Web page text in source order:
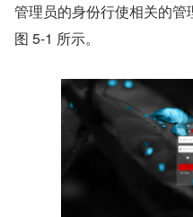
管理员的身份行使相关的
图 5-1 所示。